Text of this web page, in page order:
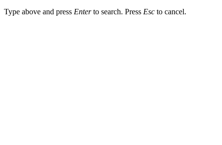
Type above and press Enterto search. Press Esc to cancel.